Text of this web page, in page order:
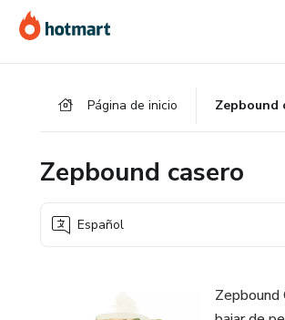
contenido
la
pie
Página de inicio Zepbound
Zepbound casero
Español
Zepbound